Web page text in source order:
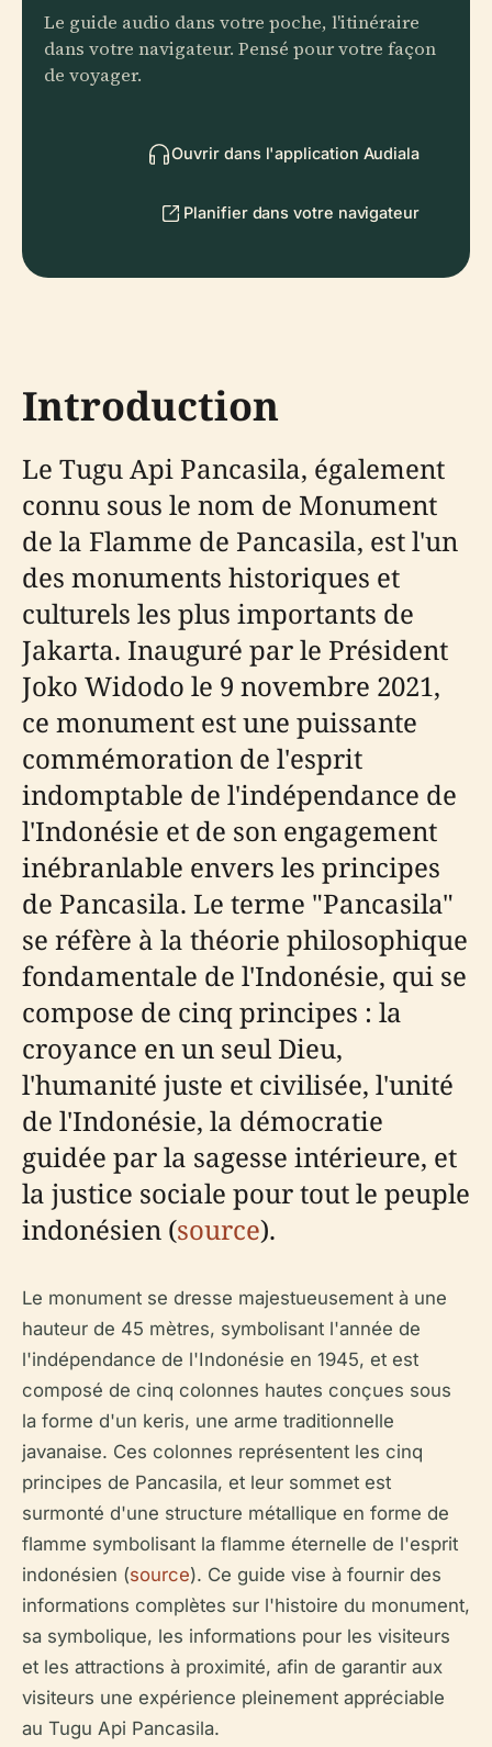
Le guide audio dans votre poche, l'itinéraire
dans votre navigateur. Pensé pour votre façon
de voyager.
Ouvrir dans l'application Audiala
Planifier dans votre navigateur
Introduction
Le Tugu Api Pancasila, également
connu sous le nom de Monument
de la Flamme de Pancasila, est l'un
des monuments historiques et
culturels les plus importants de
Jakarta. Inauguré par le Président
Joko Widodo le 9 novembre 2021,
ce monument est une puissante
commémoration de l'esprit
indomptable de l'indépendance de
l'Indonésie et de son engagement
inébranlable envers les principes
de Pancasila. Le terme "Pancasila"
se réfère à la théorie philosophique
fondamentale de l'Indonésie, qui se
compose de cinq principes : la
croyance en un seul Dieu,
l'humanité juste et civilisée, l'unité
de l'Indonésie, la démocratie
guidée par la sagesse intérieure, et
la justice sociale pour tout le peuple
indonésien (source).
Le monument se dresse majestueusement à une
hauteur de 45 mètres, symbolisant l'année de
l'indépendance de l'Indonésie en 1945, et est
composé de cinq colonnes hautes conçues sous
la forme d'un keris, une arme traditionnelle
javanaise. Ces colonnes représentent les cinq
principes de Pancasila, et leur sommet est
surmonté d'une structure métallique en forme de
flamme symbolisant la flamme éternelle de l'esprit
indonésien (source). Ce guide vise à fournir des
informations complètes sur l'histoire du monument,
sa symbolique, les informations pour les visiteurs
et les attractions à proximité, afin de garantir aux
visiteurs une expérience pleinement appréciable
au Tugu Api Pancasila.